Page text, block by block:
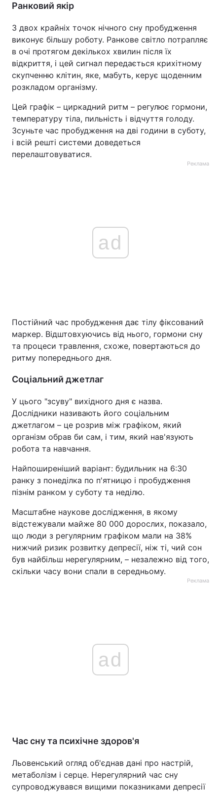
Ранковий якір
З двох крайніх точок нічного сну пробудження
виконує більшу роботу. Ранкове світло потрапляє
в очі протягом декількох хвилин після їх
відкриття, і цей сигнал передається крихітному
скупченню клітин, яке, мабуть, керує щоденним
розкладом організму.
Цей графік – циркадний ритм – регулює гормони,
температуру тіла, пильність і відчуття голоду.
Зсуньте час пробудження на дві години в суботу,
і всій решті системи доведеться
перелаштовуватися.
Реклама
ad
Постійний час пробудження дає тілу фіксований
маркер. Відштовхуючись від нього, гормони сну
та процеси травлення, схоже, повертаються до
ритму попереднього дня.
Соціальний джетлаг
У цього "зсуву" вихідного дня є назва.
Дослідники називають його соціальним
джетлагом – це розрив між графіком, який
організм обрав би сам, і тим, який нав'язують
робота та навчання.
Найпоширеніший варіант: будильник на 6:30
ранку з понеділка по п'ятницю і пробудження
пізнім ранком у суботу та неділю.
Масштабне наукове дослідження, в якому
відстежували майже 80 000 дорослих, показало,
що люди з регулярним графіком мали на 38%
нижчий ризик розвитку депресії, ніж ті, чий сон
був найбільш нерегулярним, – незалежно від того,
скільки часу вони спали в середньому.
Реклама
ad
Час сну та психічне здоров'я
Льовенський огляд об'єднав дані про настрій,
метаболізм і серце. Нерегулярний час сну
супроводжувався вищими показниками депресії